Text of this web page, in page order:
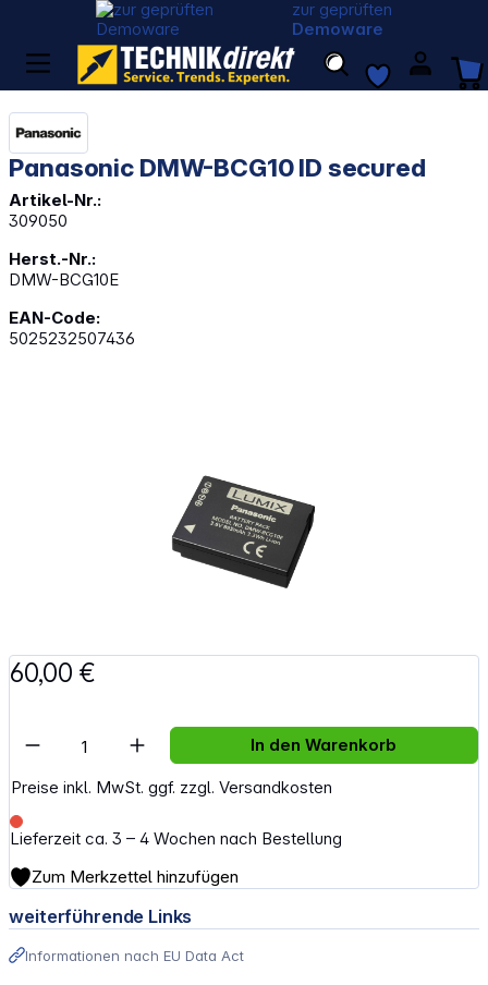
zur geprüften
Demoware
Panasonic DMW-BCG10 ID secured
Artikel-Nr.:
309050
Herst.-Nr.:
DMW-BCG10E
EAN-Code:
5025232507436
60,00 €
Preise inkl. MwSt. ggf. zzgl. Versandkosten
Lieferzeit ca. 3 – 4 Wochen nach Bestellung
Artikel Anzahl: Gib den gewünschten
In den Warenkorb
Zum Merkzettel hinzufügen
weiterführende Links
Informationen nach EU Data Act